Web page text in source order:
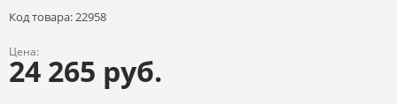
Код товара: 22958
Цена:
24 265 руб.